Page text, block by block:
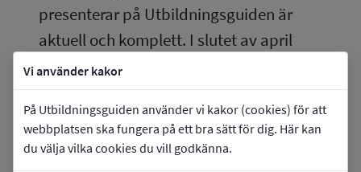
Vi använder kakor
På Utbildningsguiden använder vi kakor (cookies) för att
webbplatsen ska fungera på ett bra sätt för dig. Här kan
du välja vilka cookies du vill godkänna.
presenterar på Utbildningsguiden är
aktuell och komplett. I slutet av april
2026 avpublicerar vi därför den del av
Utbildningsguiden som heter Yrken och
framtid.
Därmed tar vi även bort de yrkesverktyg som